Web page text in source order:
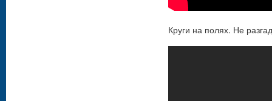
Круги на полях. Не